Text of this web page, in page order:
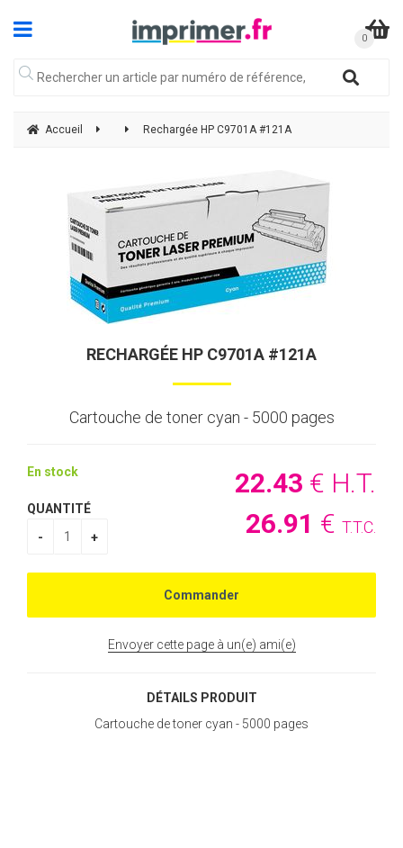
Accueil Rechargée HP C9701A #121A
RECHARGÉE HP C9701A #121A
Cartouche de toner cyan - 5000 pages
22.43 € H.T.
26.91 € T.T.C.
En stock
QUANTITÉ
Envoyer cette page à un(e) ami(e)
DÉTAILS PRODUIT
Cartouche de toner cyan - 5000 pages